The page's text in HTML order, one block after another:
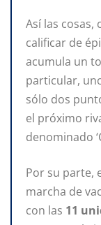
Así las cosas,
calificar de
acumula un
particular,
sólo dos
el próximo
denominado
Por su parte,
marcha de
con las 11